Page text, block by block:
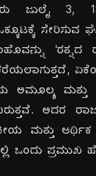
ಜುಲೈ 3,
'ರತ್ನದ
ಅಮೂಲ್ಯ ಮತ್ತು
ಅದರ
ಮತ್ತು ಆರ್ಥಿಕ
ಒಂದು ಪ್ರಮುಖ